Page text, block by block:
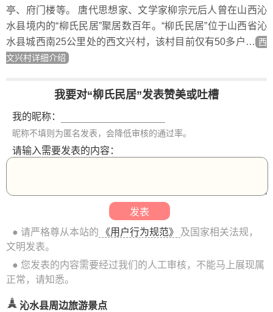
亭、府门楼等。 唐代思想家、文学家柳宗元后人曾在山西沁
水县境内的“柳氏民居”聚居数百年。“柳氏民居”位于山西省沁
水县城西南25公里处的西文兴村，该村目前仅有50多户… 西
文兴村详细介绍
我要对“柳氏民居”发表赞美或吐槽
我的昵称：
昵称不填则为匿名发表，会降低审核的通过率。
请输入需要发表的内容：
● 请严格尊从本站的 《用户行为规范》
及国家相关法规，
文明发表。
● 您发表的内容需要经过我们的人工审核，不能马上展现属
正常，请知悉。
沁水县周边旅游景点